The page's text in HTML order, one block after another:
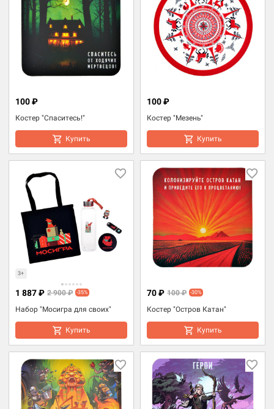
Костер "Спаситесь!"
100 ₽
Купить
Костер "Мезень"
100 ₽
Купить
3+
Набор "Мосигра для своих"
1 887 ₽ 2 900 ₽ -35%
Купить
Костер "Остров Катан"
70 ₽ 100 ₽ -30%
Купить